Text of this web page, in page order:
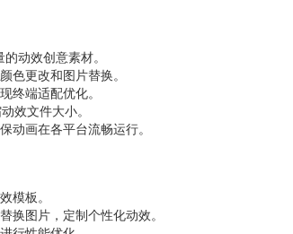
动效创意素材。
色更改和图片替换。
终端适配优化。
效文件大小。
动画在各平台流畅运行。
模板。
换图片，定制个性化动效。